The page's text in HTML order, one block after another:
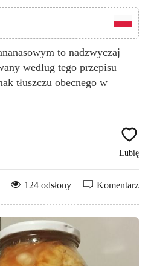
to nadzwyczaj
według tego przepisu
tłuszczu obecnego w
Lubię
Komentarz
124 odsłony